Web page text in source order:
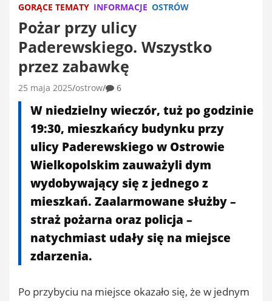
GORĄCE TEMATY INFORMACJE OSTRÓW
Pożar przy ulicy
Paderewskiego. Wszystko
przez zabawkę
25 maja 2025 ostrow 6
W niedzielny wieczór, tuż po godzinie
19:30, mieszkańcy budynku przy
ulicy Paderewskiego w Ostrowie
Wielkopolskim zauważyli dym
wydobywający się z jednego z
mieszkań. Zaalarmowane służby –
straż pożarna oraz policja –
natychmiast udały się na miejsce
zdarzenia.
Po przybyciu na miejsce okazało się, że w jednym